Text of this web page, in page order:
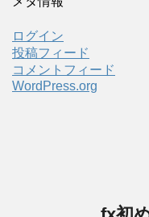
ログイン
投稿フィード
コメントフィード
WordPress.org